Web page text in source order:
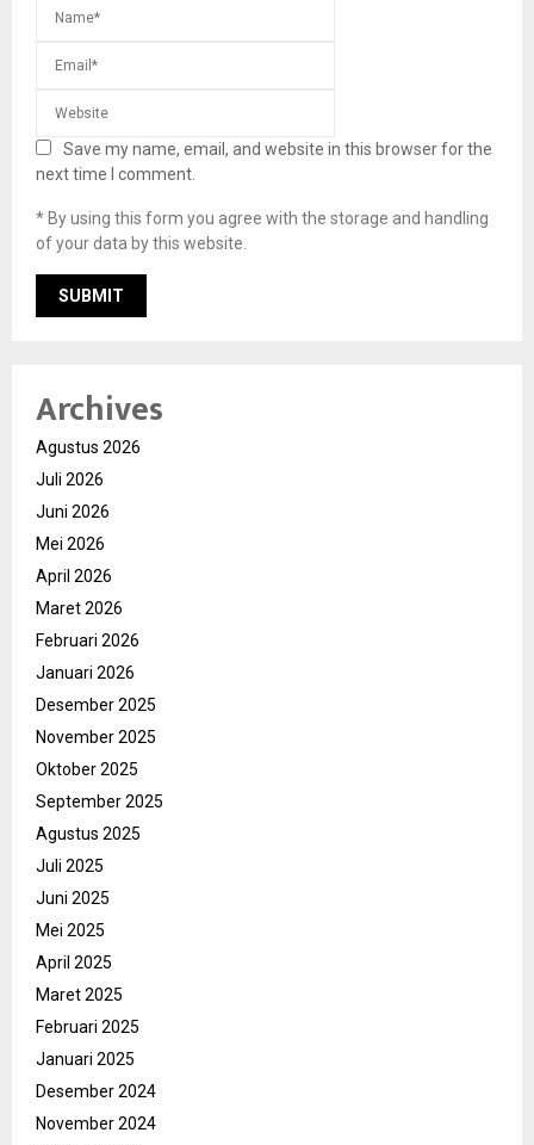
Save my name, email, and website in this browser for the
next time I comment.
* By using this form you agree with the storage and handling
of your data by this website.
Archives
Agustus 2026
Juli 2026
Juni 2026
Mei 2026
April 2026
Maret 2026
Februari 2026
Januari 2026
Desember 2025
November 2025
Oktober 2025
September 2025
Agustus 2025
Juli 2025
Juni 2025
Mei 2025
April 2025
Maret 2025
Februari 2025
Januari 2025
Desember 2024
November 2024